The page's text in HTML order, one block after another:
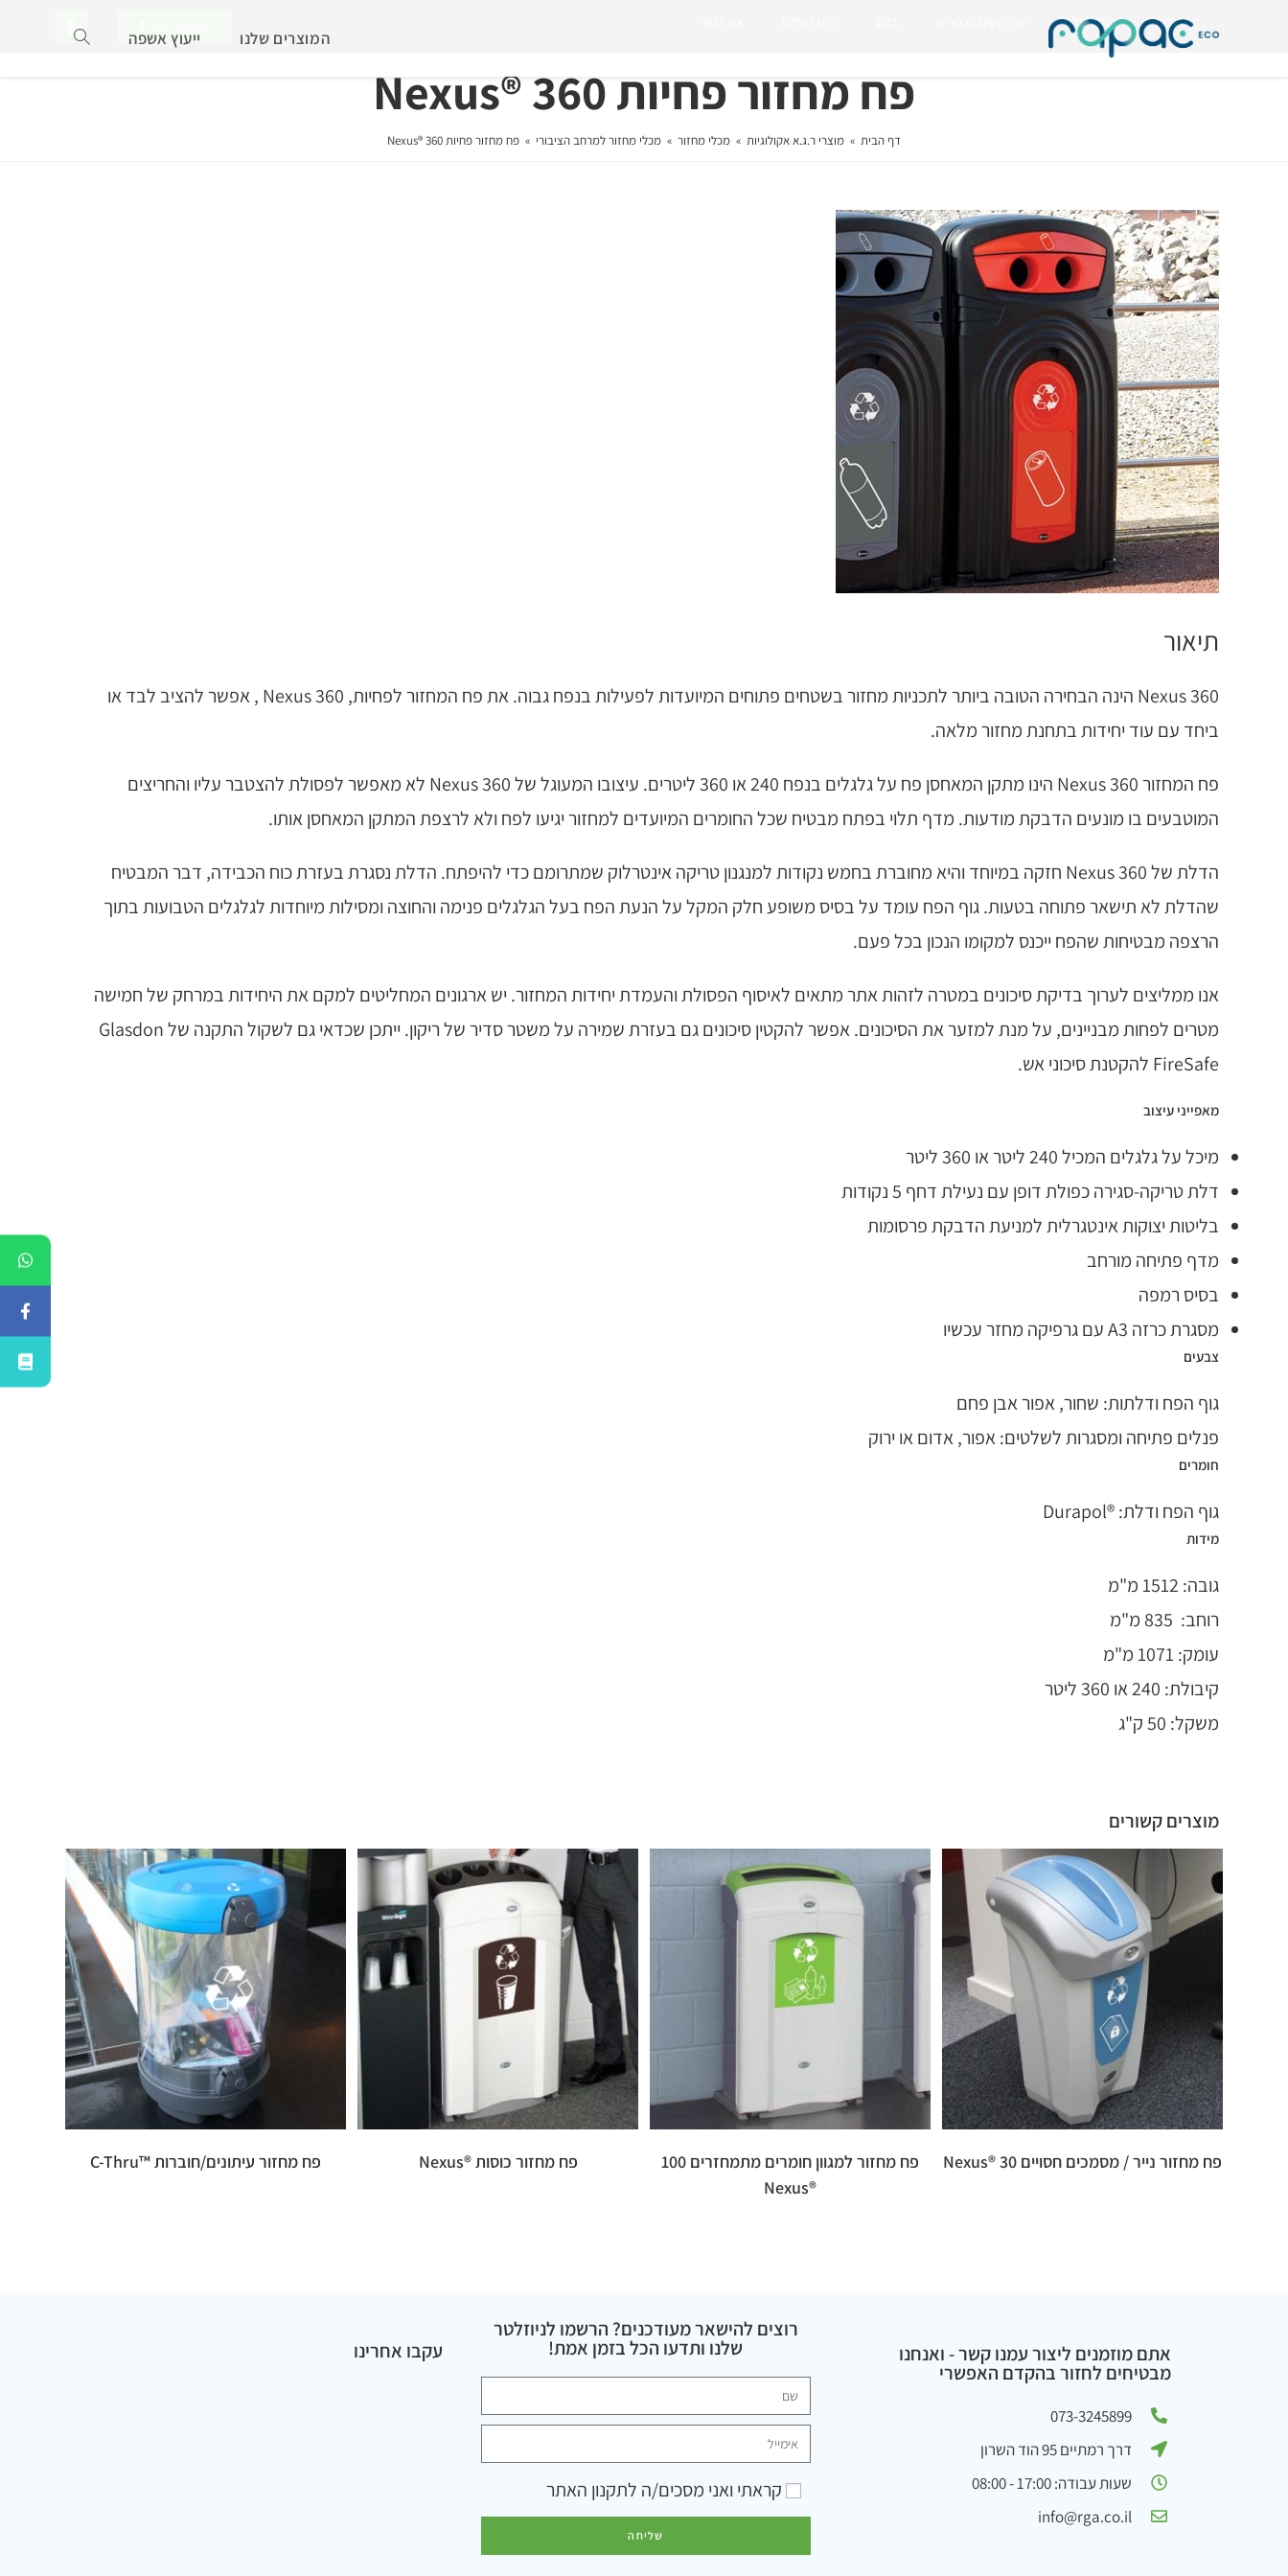
דף הבית החזון שלנו
המוצרים שלנו ייעוץ אשפה
פח מחזור פחיות 360 ®Nexus
דף הבית » מוצרי ר.ג.א אקולוגיות » מכלי מחזור » מכלי מחזור למרחב הציבורי » פח מחזור פחיות 360 ®Nexus
תיאור
Nexus 360 הינה הבחירה הטובה ביותר לתכניות מחזור בשטחים פתוחים המיועדות לפעילות בנפח גבוה. את פח המחזור לפחיות, Nexus 360 , אפשר להציב לבד או
ביחד עם עוד יחידות בתחנת מחזור מלאה.
פח המחזור Nexus 360 הינו מתקן המאחסן פח על גלגלים בנפח 240 או 360 ליטרים. עיצובו המעוגל של Nexus 360 לא מאפשר לפסולת להצטבר עליו והחריצים
המוטבעים בו מונעים הדבקת מודעות. מדף תלוי בפתח מבטיח שכל החומרים המיועדים למחזור יגיעו לפח ולא לרצפת המתקן המאחסן אותו.
הדלת של Nexus 360 חזקה במיוחד והיא מחוברת בחמש נקודות למנגנון טריקה אינטרלוק שמתרומם כדי להיפתח. הדלת נסגרת בעזרת כוח הכבידה, דבר המבטיח
שהדלת לא תישאר פתוחה בטעות. גוף הפח עומד על בסיס משופע חלק המקל על הנעת הפח בעל הגלגלים פנימה והחוצה ומסילות מיוחדות לגלגלים הטבועות בתוך
הרצפה מבטיחות שהפח ייכנס למקומו הנכון בכל פעם.
אנו ממליצים לערוך בדיקת סיכונים במטרה לזהות אתר מתאים לאיסוף הפסולת והעמדת יחידות המחזור. יש ארגונים המחליטים למקם את היחידות במרחק של חמישה
מטרים לפחות מבניינים, על מנת למזער את הסיכונים. אפשר להקטין סיכונים גם בעזרת שמירה על משטר סדיר של ריקון. ייתכן שכדאי גם לשקול התקנה של Glasdon
FireSafe להקטנת סיכוני אש.
מאפייני עיצוב
מיכל על גלגלים המכיל 240 ליטר או 360 ליטר
דלת טריקה-סגירה כפולת דופן עם נעילת דחף 5 נקודות
בליטות יצוקות אינטגרלית למניעת הדבקת פרסומות
מדף פתיחה מורחב
בסיס רמפה
מסגרת כרזה A3 עם גרפיקה מחזר עכשיו
צבעים
גוף הפח ודלתות: שחור, אפור אבן פחם
פנלים פתיחה ומסגרות לשלטים: אפור, אדום או ירוק
חומרים
גוף הפח ודלת: ®Durapol
מידות
גובה: 1512 מ"מ
רוחב: 835 מ"מ
עומק: 1071 מ"מ
קיבולת: 240 או 360 ליטר
משקל: 50 ק"ג
מוצרים קשורים
פח מחזור נייר / מסמכים חסויים 30 ®Nexus
פח מחזור למגוון חומרים מתמחזרים 100
®Nexus
פח מחזור כוסות ®Nexus פח מחזור עיתונים/חוברות ™C-Thru
אתם מוזמנים ליצור עמנו קשר - ואנחנו
מבטיחים לחזור בהקדם האפשרי
073-3245899
דרך רמתיים 95 הוד השרון
שעות עבודה: 17:00 - 08:00
info@rga.co.il
רוצים להישאר מעודכנים? הרשמו לניוזלטר
שלנו ותדעו הכל בזמן אמת!
קראתי ואני מסכים/ה לתקנון האתר
שליחה
עקבו אחרינו